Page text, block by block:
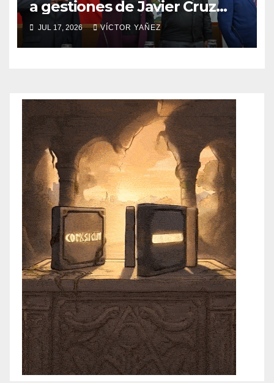
a gestiones de Javier Cruz
Jaramillo
JUL 17, 2026 VÍCTOR YAÑEZ